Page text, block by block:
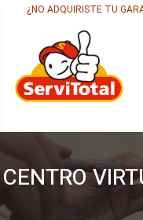
¿NO ADQUIRISTE TU
CENTRO